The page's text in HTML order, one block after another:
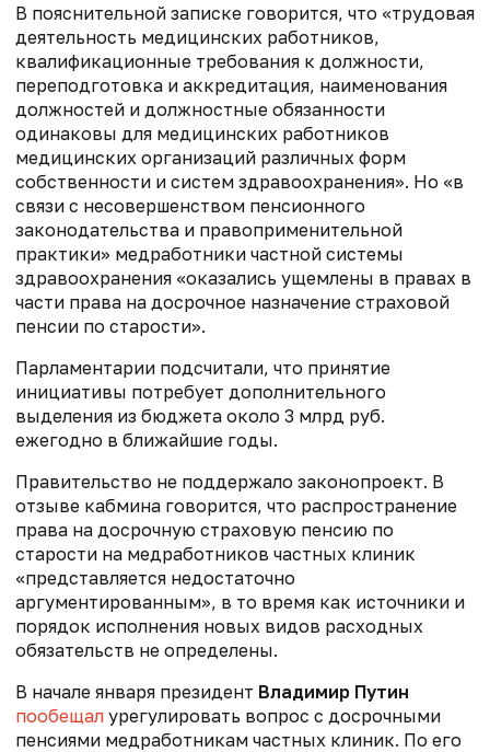
В пояснительной записке говорится, что «трудовая
деятельность медицинских работников,
квалификационные требования к должности,
переподготовка и аккредитация, наименования
должностей и должностные обязанности
одинаковы для медицинских работников
медицинских организаций различных форм
собственности и систем здравоохранения». Но «в
связи с несовершенством пенсионного
законодательства и правоприменительной
практики» медработники частной системы
здравоохранения «оказались ущемлены в правах в
части права на досрочное назначение страховой
пенсии по старости».
Парламентарии подсчитали, что принятие
инициативы потребует дополнительного
выделения из бюджета около 3 млрд руб.
ежегодно в ближайшие годы.
Правительство не поддержало законопроект. В
отзыве кабмина говорится, что распространение
права на досрочную страховую пенсию по
старости на медработников частных клиник
«представляется недостаточно
аргументированным», в то время как источники и
порядок исполнения новых видов расходных
обязательств не определены.
В начале января президент Владимир Путин
пообещал урегулировать вопрос с досрочными
пенсиями медработникам частных клиник. По его